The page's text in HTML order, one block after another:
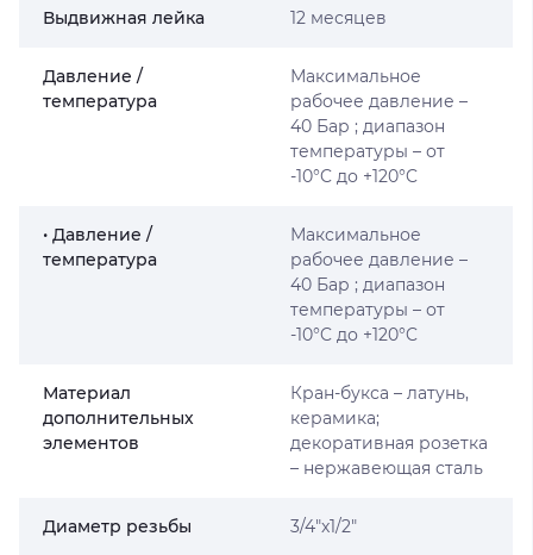
Выдвижная лейка 12 месяцев
Давление /
температура
Максимальное
рабочее давление –
40 Бар ; диапазон
температуры – от
-10°C до +120°C
• Давление /
температура
Максимальное
рабочее давление –
40 Бар ; диапазон
температуры – от
-10°C до +120°C
Материал
дополнительных
элементов
Кран-букса – латунь,
керамика;
декоративная розетка
– нержавеющая сталь
Диаметр резьбы 3/4″x1/2″